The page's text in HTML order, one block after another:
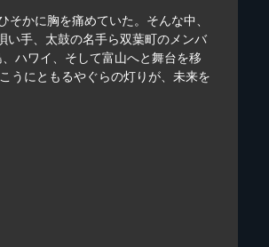
かに胸を痛めていた。そんな中、
い手、太鼓の名手ら双葉町のメンバ
ハワイ、そして富山へと舞台を移
うにともるやぐらの灯りが、未来を